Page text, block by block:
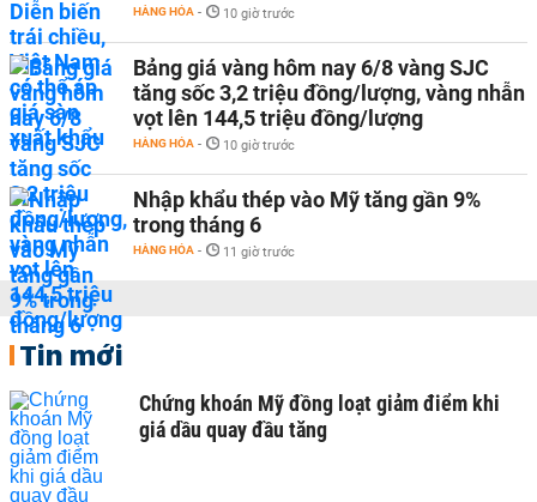
HÀNG HÓA - 10 giờ trước
Bảng giá vàng hôm nay 6/8 vàng SJC
tăng sốc 3,2 triệu đồng/lượng, vàng nhẫn
vọt lên 144,5 triệu đồng/lượng
HÀNG HÓA - 10 giờ trước
Nhập khẩu thép vào Mỹ tăng gần 9%
trong tháng 6
HÀNG HÓA - 11 giờ trước
Tin mới
Chứng khoán Mỹ đồng loạt giảm điểm khi
giá dầu quay đầu tăng